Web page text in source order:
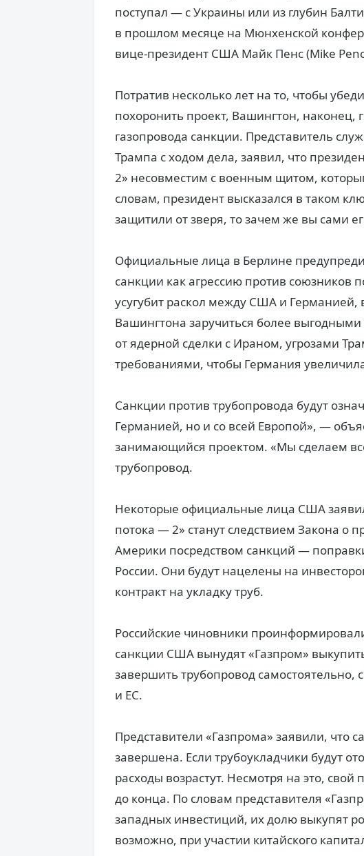
поступал — с Украины или из глубин
в прошлом месяце на Мюнхенской
вице-президент США Майк Пенс (Mike
Потратив несколько лет на то, чтобы
похоронить проект, Вашингтон, наконец,
газопровода санкции. Представитель
Трампа с ходом дела, заявил, что
2» несовместим с военным щитом,
словам, президент высказался в таком
защитили от зверя, то зачем же вы сами
Официальные лица в Берлине
санкции как агрессию против союзников
усугубит раскол между США и
Вашингтона заручиться более
от ядерной сделки с Ираном, угрозами
требованиями, чтобы Германия
Санкции против трубопровода будут
Германией, но и со всей Европой», —
занимающийся проектом. «Мы сделаем
трубопровод.
Некоторые официальные лица США
потока — 2» станут следствием Закона о
Америки посредством санкций —
России. Они будут нацелены на
контракт на укладку труб.
Российские чиновники
санкции США вынудят «Газпром»
завершить трубопровод
и ЕС.
Представители «Газпрома» заявили, что
завершена. Если трубоукладчики будут
расходы возрастут. Несмотря на это,
до конца. По словам представителя
западных инвестиций, их долю выкупят
возможно, при участии китайского